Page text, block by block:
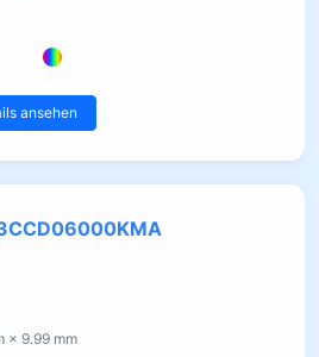
ansehen
× 9.99 mm